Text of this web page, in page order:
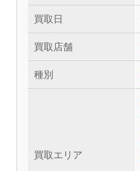
買取日
買取店舗
種別
買取エリア